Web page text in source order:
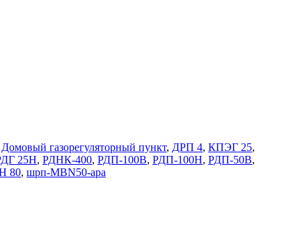
Домовый газорегуляторный пункт, ДРП 4, КПЭГ 25,
25Н, РДНК-400, РДП-100В, РДП-100Н, РДП-50В,
80, шрп-MBN50-apa